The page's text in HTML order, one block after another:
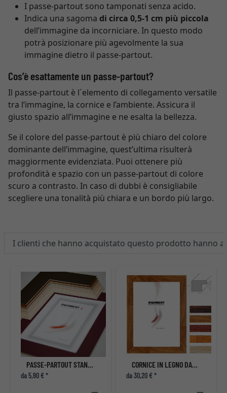
I passe-partout sono tamponati senza acido.
Indica una sagoma di circa 0,5-1 cm più piccola
dell’immagine da incorniciare. In questo modo
potrà posizionare più agevolmente la sua
immagine dietro il passe-partout.
Cos’è esattamente un passe-partout?
Il passe-partout è l´elemento di collegamento versatile
tra l’immagine, la cornice e l’ambiente. Assicura il
giusto spazio all’immagine e ne esalta la bellezza.
Se il colore del passe-partout è più chiaro del colore
dominante dell’immagine, quest’ultima risulterà
maggiormente evidenziata. Puoi ottenere più
profondità e spazio con un passe-partout di colore
scuro a contrasto. In caso di dubbi è consigliabile
scegliere una tonalità più chiara e un bordo più largo.
I clienti che hanno acquistato questo prodotto hanno
PASSE-PARTOUT STANDARD
da 5,90 € *
CORNICE IN LEGNO DAGENHAM HEATHWAY
da 30,20 € *